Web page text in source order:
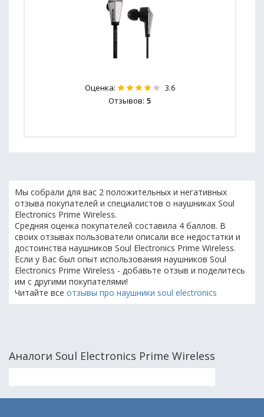
Оценка: 3.6
Отзывов: 5
Мы собрали для вас 2 положительных и негативных
отзыва покупателей и специалистов о наушниках Soul
Electronics Prime Wireless.
Средняя оценка покупателей составила 4 баллов. В
своих отзывах пользователи описали все недостатки и
достоинства наушников Soul Electronics Prime Wireless.
Если у Вас был опыт использования наушников Soul
Electronics Prime Wireless - добавьте отзыв и поделитесь
им с другими покупателями!
Читайте все отзывы про наушники soul electronics
Аналоги Soul Electronics Prime Wireless